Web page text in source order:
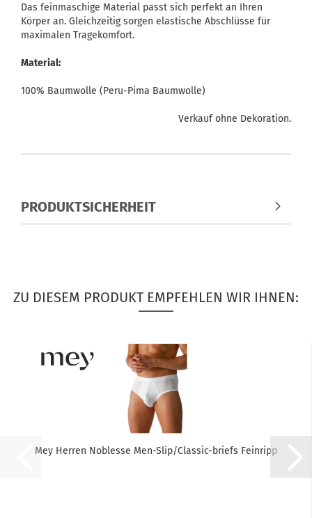
Das feinmaschige Material passt sich perfekt an Ihren
Körper an. Gleichzeitig sorgen elastische Abschlüsse für
maximalen Tragekomfort.
Material:
100% Baumwolle (Peru-Pima Baumwolle)
Verkauf ohne Dekoration.
PRODUKTSICHERHEIT
ZU DIESEM PRODUKT EMPFEHLEN WIR IHNEN:
Mey Herren Noblesse Men-Slip/Classic-briefs Feinripp